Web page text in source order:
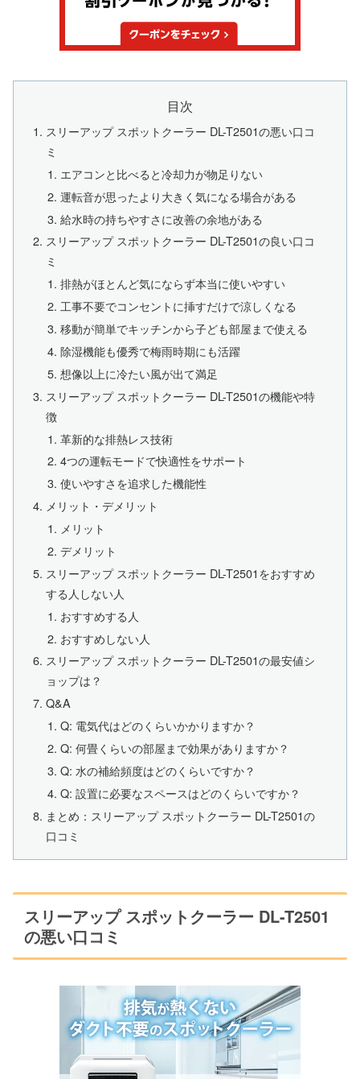
目次
スリーアップ スポットクーラー DL-T2501の悪い口コ
ミ
エアコンと比べると冷却力が物足りない
運転音が思ったより大きく気になる場合がある
給水時の持ちやすさに改善の余地がある
スリーアップ スポットクーラー DL-T2501の良い口コ
ミ
排熱がほとんど気にならず本当に使いやすい
工事不要でコンセントに挿すだけで涼しくなる
移動が簡単でキッチンから子ども部屋まで使える
除湿機能も優秀で梅雨時期にも活躍
想像以上に冷たい風が出て満足
スリーアップ スポットクーラー DL-T2501の機能や特
徴
革新的な排熱レス技術
4つの運転モードで快適性をサポート
使いやすさを追求した機能性
メリット・デメリット
メリット
デメリット
スリーアップ スポットクーラー DL-T2501をおすすめ
する人しない人
おすすめする人
おすすめしない人
スリーアップ スポットクーラー DL-T2501の最安値シ
ョップは？
Q&A
Q: 電気代はどのくらいかかりますか？
Q: 何畳くらいの部屋まで効果がありますか？
Q: 水の補給頻度はどのくらいですか？
Q: 設置に必要なスペースはどのくらいですか？
まとめ：スリーアップ スポットクーラー DL-T2501の
口コミ
スリーアップ スポットクーラー DL-T2501
の悪い口コミ